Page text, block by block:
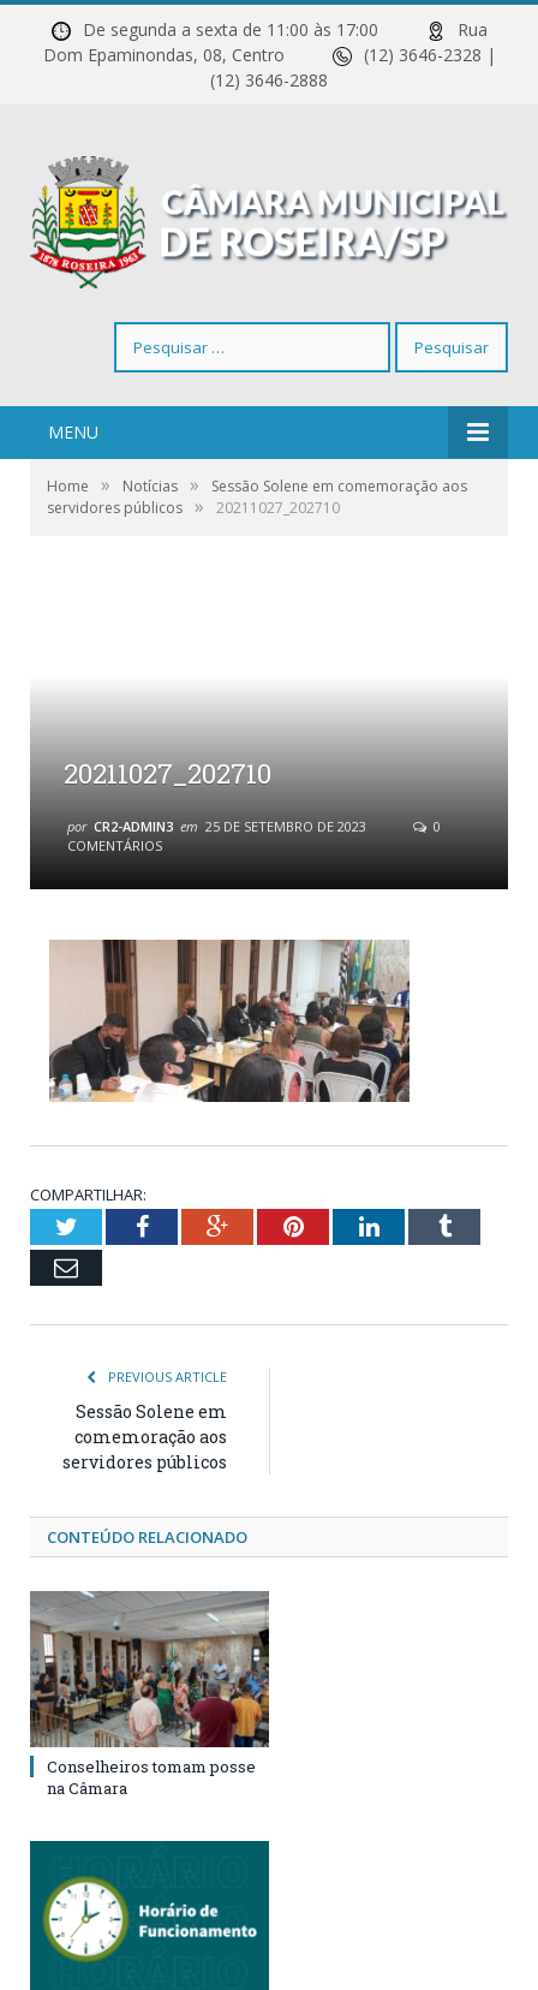
De segunda a sexta de 11:00 às 17:00
Rua
Dom Epaminondas, 08, Centro
(12) 3646-2328 |
(12) 3646-2888
por:
MENU
Home » Notícias »
Sessão Solene em comemoração aos
servidores públicos » 20211027_202710
20211027_202710
por CR2-ADMIN3 em 25 DE SETEMBRO DE 2023
0
COMENTÁRIOS
COMPARTILHAR:
TwitterFacebookGoogle+PinterestLinkedInTumblr
Email
PREVIOUS ARTICLE
Sessão Solene em
comemoração aos
servidores públicos
CONTEÚDO RELACIONADO
Conselheiros tomam posse
na Câmara